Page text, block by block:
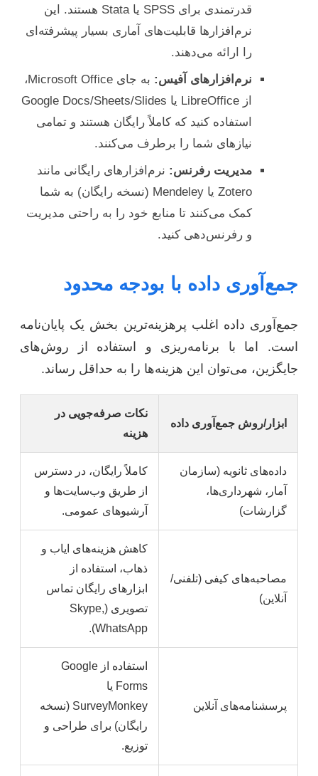
قدرتمندی برای SPSS یا Stata هستند. این
نرم‌افزارها قابلیت‌های آماری بسیار پیشرفته‌ای
را ارائه می‌دهند.
نرم‌افزارهای آفیس:
به جای Microsoft Office،
از LibreOffice یا Google Docs/Sheets/Slides
استفاده کنید که کاملاً رایگان هستند و تمامی
نیازهای شما را برطرف می‌کنند.
مدیریت رفرنس: نرم‌افزارهای رایگانی مانند
Zotero یا Mendeley (نسخه رایگان) به شما
کمک می‌کنند تا منابع خود را به راحتی مدیریت
و رفرنس‌دهی کنید.
جمع‌آوری داده با بودجه محدود
جمع‌آوری داده اغلب پرهزینه‌ترین بخش یک پایان‌نامه
است. اما با برنامه‌ریزی و استفاده از روش‌های
جایگزین، می‌توان این هزینه‌ها را به حداقل رساند.
ابزار/روش جمع‌آوری داده
نکات صرفه‌جویی در
هزینه
داده‌های ثانویه (سازمان
آمار، شهرداری‌ها،
گزارشات)
کاملاً رایگان، در دسترس
از طریق وب‌سایت‌ها و
آرشیوهای عمومی.
مصاحبه‌های کیفی (تلفنی/
آنلاین)
کاهش هزینه‌های ایاب و
ذهاب، استفاده از
ابزارهای رایگان تماس
تصویری (Skype,
WhatsApp).
پرسشنامه‌های آنلاین
استفاده از Google
Forms یا
SurveyMonkey (نسخه
رایگان) برای طراحی و
توزیع.